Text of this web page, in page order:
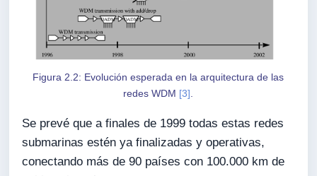
Figura 2.2: Evolución esperada en la arquitectura de las
redes WDM [3].
Se prevé que a finales de 1999 todas estas redes
submarinas estén ya finalizadas y operativas,
conectando más de 90 países con 100.000 km de